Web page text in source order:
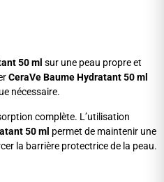
50 ml sur une peau propre et
CeraVe Baume Hydratant 50 ml
nécessaire.
complète. L’utilisation
50 ml permet de maintenir une
la barrière protectrice de la peau.